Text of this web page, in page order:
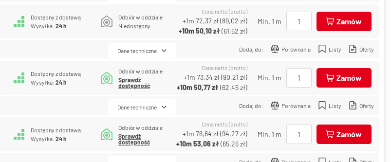
Dostępny z dostawą
Wysyłka:24 h
Odbiór w oddziale
Niedostępny
Cena netto (brutto)
+1m 72,37 zł(89,02 zł)
+10m50,10 zł(61,62 zł)
Min. 1 m Zamów
Dodaj do: Porównania Listy Oferty
Dane techniczne
Dostępny z dostawą
Wysyłka:24 h
Odbiór w oddziale
Sprawdź
dostępność
Cena netto (brutto)
+1m 73,34 zł(90,21 zł)
+10m50,77 zł(62,45 zł)
Min. 1 m Zamów
Dodaj do: Porównania Listy Oferty
Dane techniczne
Dostępny z dostawą
Wysyłka:24 h
Odbiór w oddziale
Sprawdź
dostępność
Cena netto (brutto)
+1m 76,64 zł(94,27 zł)
+10m53,06 zł(65,26 zł)
Min. 1 m Zamów